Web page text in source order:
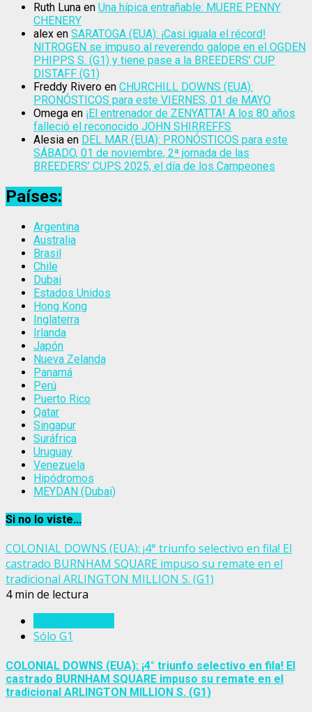
Ruth Luna en Una hípica entrañable: MUERE PENNY
CHENERY
alex en SARATOGA (EUA): ¡Casi iguala el récord!
NITROGEN se impuso al reverendo galope en el OGDEN
PHIPPS S. (G1) y tiene pase a la BREEDERS’ CUP
DISTAFF (G1)
Freddy Rivero en CHURCHILL DOWNS (EUA):
PRONÓSTICOS para este VIERNES, 01 de MAYO
Omega en ¡El entrenador de ZENYATTA! A los 80 años
falleció el reconocido JOHN SHIRREFFS
Alesia en DEL MAR (EUA): PRONÓSTICOS para este
SÁBADO, 01 de noviembre, 2ª jornada de las
BREEDERS’ CUPS 2025, el día de los Campeones
Países:
Argentina
Australia
Brasil
Chile
Dubai
Estados Unidos
Hong Kong
Inglaterra
Irlanda
Japón
Nueva Zelanda
Panamá
Perú
Puerto Rico
Qatar
Singapur
Suráfrica
Uruguay
Venezuela
Hipódromos
MEYDAN (Dubai)
Si no lo viste...
COLONIAL DOWNS (EUA): ¡4° triunfo selectivo en fila! El
castrado BURNHAM SQUARE impuso su remate en el
tradicional ARLINGTON MILLION S. (G1)
4 min de lectura
Sólo G1
COLONIAL DOWNS (EUA): ¡4° triunfo selectivo en fila! El
castrado BURNHAM SQUARE impuso su remate en el
tradicional ARLINGTON MILLION S. (G1)